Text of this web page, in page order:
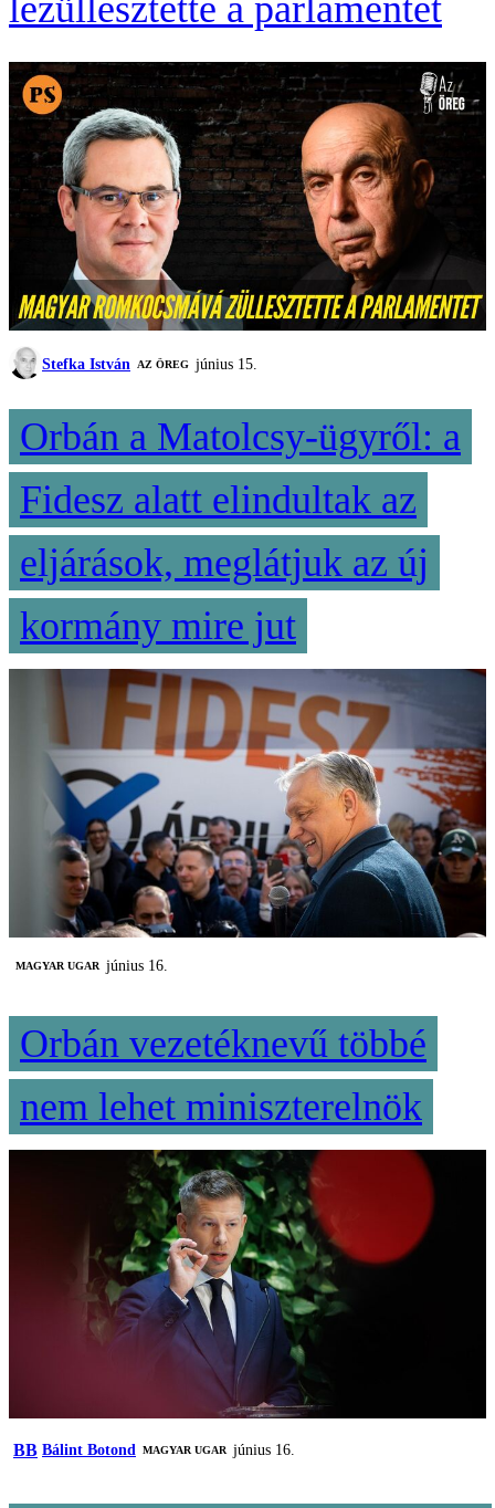
Stefka István AZ ÖREG június 15.
Orbán a Matolcsy-ügyről: a
Fidesz alatt elindultak az
eljárások, meglátjuk az új
kormány mire jut
MAGYAR UGAR június 16.
Orbán vezetéknevű többé
nem lehet miniszterelnök
BB Bálint Botond MAGYAR UGAR június 16.